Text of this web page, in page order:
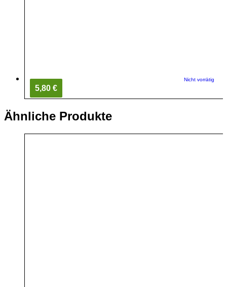
Nicht vorrätig
5,80 €
Ähnliche Produkte